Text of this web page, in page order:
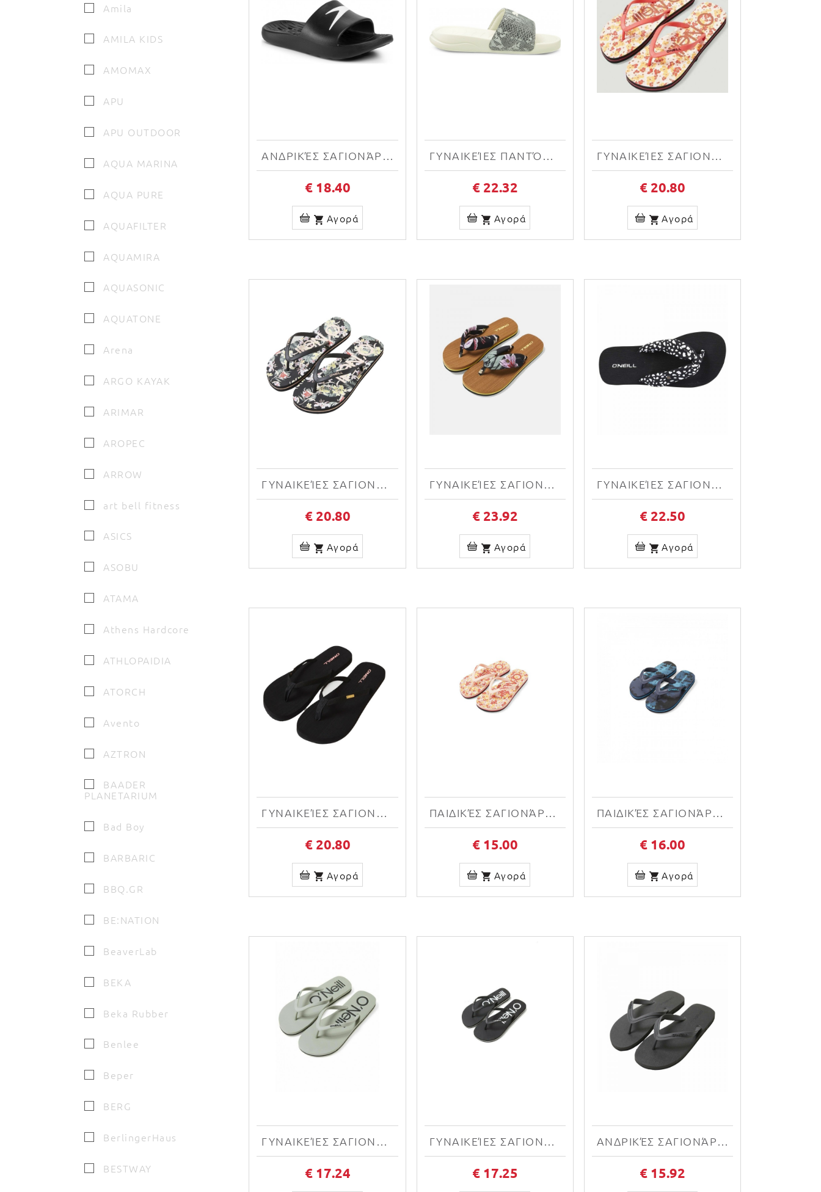
Amila
AMILA KIDS
AMOMAX
APU
APU OUTDOOR
AQUA MARINA
AQUA PURE
AQUAFILTER
AQUAMIRA
AQUASONIC
AQUATONE
Arena
ARGO KAYAK
ARIMAR
AROPEC
ARROW
art bell fitness
ASICS
ASOBU
ATAMA
Athens Hardcore
ATHLOPAIDIA
ATORCH
Avento
AZTRON
BAADER
PLANETARIUM
Bad Boy
BARBARIC
BBQ.GR
BE:NATION
BeaverLab
BEKA
Beka Rubber
Benlee
Beper
BERG
BerlingerHaus
BESTWAY
ΑΝΔΡΙΚΈΣ ΣΑΓΙΟΝΆΡΕΣ ΠΙΣΊΝΑΣ SPEEDO FW20 SLIDE 8-12229-0001 BLACK
€ 18.40
Αγορά
ΓΥΝΑΙΚΕΊΕΣ ΠΑΝΤΌΦΛΕΣ PUMA POPCAT 20 WNS UNTAMED 375108 03
€ 22.32
Αγορά
ΓΥΝΑΙΚΕΊΕΣ ΣΑΓΙΟΝΆΡΕΣ O'NEILL PROFILE GRAPHIC SANDALS 1400002-33012W
€ 20.80
Αγορά
ΓΥΝΑΙΚΕΊΕΣ ΣΑΓΙΟΝΆΡΕΣ O'NEILL PROFILE GRAPHIC SANDALS 1400002 39010W
€ 20.80
Αγορά
ΓΥΝΑΙΚΕΊΕΣ ΣΑΓΙΟΝΆΡΕΣ O'NEILL DITSY SUN SANDALS 1400006-39010W
€ 23.92
Αγορά
ΓΥΝΑΙΚΕΊΕΣ ΣΑΓΙΟΝΆΡΕΣ O'NEILL DITSY SUN SANDALS 1400006-39013W
€ 22.50
Αγορά
ΓΥΝΑΙΚΕΊΕΣ ΣΑΓΙΟΝΆΡΕΣ O'NEILL DITSY JACQUARD SANDALS 1400010-19010W
€ 20.80
Αγορά
ΠΑΙΔΙΚΈΣ ΣΑΓΙΟΝΆΡΕΣ O'NEILL MOYA SANDALS 3400001-33012G
€ 15.00
Αγορά
ΠΑΙΔΙΚΈΣ ΣΑΓΙΟΝΆΡΕΣ O'NEILL PROFILE GRAPHIC SANDALS 4400001-35022J
€ 16.00
Αγορά
ΓΥΝΑΙΚΕΊΕΣ ΣΑΓΙΟΝΆΡΕΣ O'NEILL PROFILE LOGO SANDALS N1400001-16017W
€ 17.24
ΓΥΝΑΙΚΕΊΕΣ ΣΑΓΙΟΝΆΡΕΣ O'NEILL PROFILE LOGO SANDALS N1400001-19010W
€ 17.25
ΑΝΔΡΙΚΈΣ ΣΑΓΙΟΝΆΡΕΣ O'NEILL PROFILE SMALL LOGO SANDALS N2400001-18014M
€ 15.92